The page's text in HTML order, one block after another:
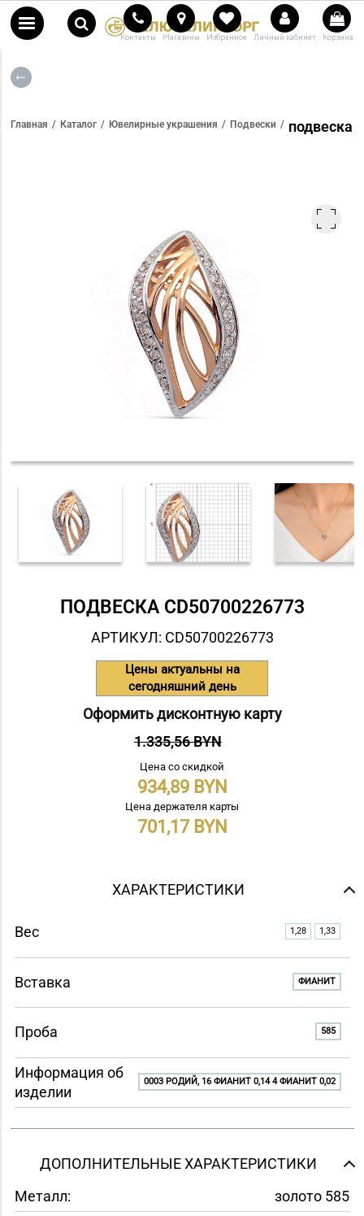
Контакты Магазины Избранное Личный кабинет Корзина
Главная Каталог Ювелирные украшения Подвески подвеска
ПОДВЕСКА СD50700226773
АРТИКУЛ: СD50700226773
Цены актуальны на
сегодняшний день
Оформить дисконтную карту
1.335,56 BYN
Цена со скидкой
934,89
Цена держателя карты
701,17
ХАРАКТЕРИСТИКИ
Вес 1,28 1,33
Вставка ФИАНИТ
Проба 585
Информация об
изделии
0003 РОДИЙ, 16 ФИАНИТ 0,14 4 ФИАНИТ 0,02
ДОПОЛНИТЕЛЬНЫЕ ХАРАКТЕРИСТИКИ
Металл:
золото 585